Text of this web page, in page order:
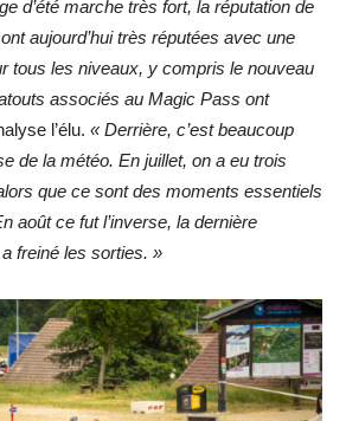
d’été marche très fort, la réputation de
aujourd’hui très réputées avec une
tous les niveaux, y compris le nouveau
associés au Magic Pass ont
l’élu. « Derrière, c’est beaucoup
de la météo. En juillet, on a eu trois
que ce sont des moments essentiels
août ce fut l’inverse, la dernière
freiné les sorties. »